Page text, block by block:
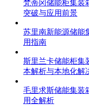
梵蒂冈储能柜集装
突破与应用前景
苏里南新能源储能
用指南
斯里兰卡储能柜集
本解析与本地化解
毛里求斯储能集装
用全解析